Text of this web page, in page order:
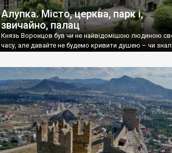
Алупка. Місто, церква, парк і,
звичайно, палац
Князь Воронцов був чи не найвідомішою людиною
часу, але давайте не будемо кривити душею – чи